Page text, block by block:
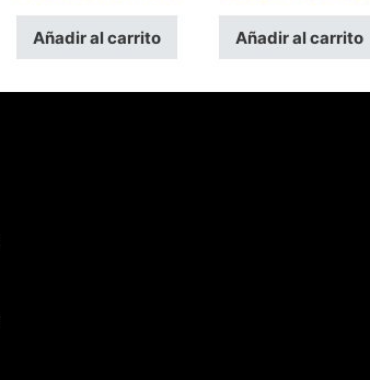
Añadir al carrito Añadir al carrito